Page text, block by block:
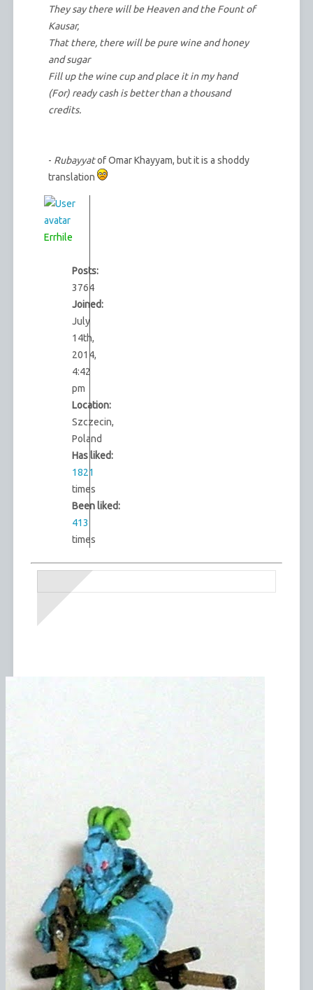
They say there will be Heaven and the Fount of
Kausar,
That there, there will be pure wine and honey
and sugar
Fill up the wine cup and place it in my hand
(For) ready cash is better than a thousand
credits.
- Rubayyatof Omar Khayyam, but it is a shoddy
translation
Errhile
Posts:
3764
Joined:
July
14th,
2014,
4:42
pm
Location:
Szczecin,
Poland
Has liked:
1821
times
Been liked:
413
times